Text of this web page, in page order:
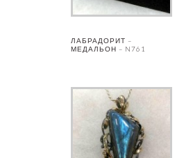
ЛАБРАДОРИТ –
МЕДАЛЬОН – N761